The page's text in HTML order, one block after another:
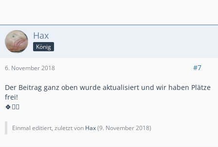
Hax
König
6. November 2018 #7
Der Beitrag ganz oben wurde aktualisiert und wir haben Plätze
frei!
🍀✌🏻
Einmal editiert, zuletzt von Hax(9. November 2018)